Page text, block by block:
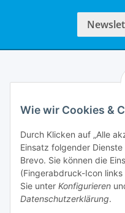
Informationen
Mein Account
Wie wir Cookies &
Durch Klicken auf „Alle
Einsatz folgender
Brevo. Sie können die
(Fingerabdruck-Icon
Sie unter Konfigurieren
Datenschutzerklärung.